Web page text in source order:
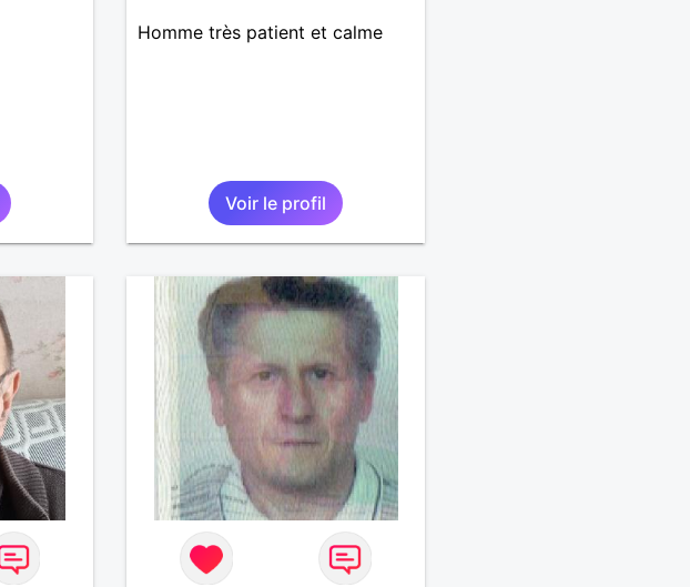
Homme très patient et calme
Voir le profil